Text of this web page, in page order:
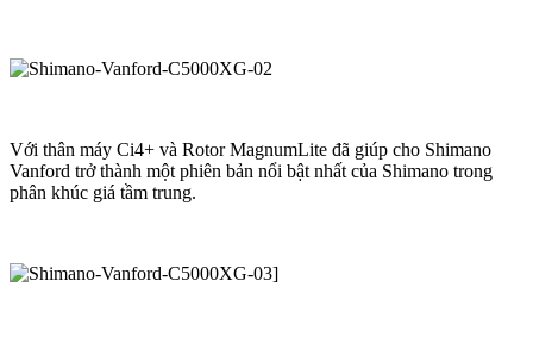
Với thân máy Ci4+ và Rotor MagnumLite đã giúp cho Shimano
Vanford trở thành một phiên bản nổi bật nhất của Shimano trong
phân khúc giá tầm trung.